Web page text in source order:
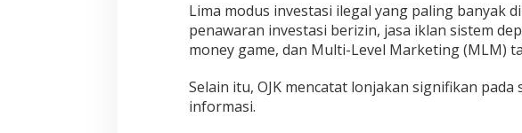
Lima modus investasi ilegal yang paling banyak
penawaran investasi berizin, jasa iklan sistem
money game, dan Multi-Level Marketing (MLM)
Selain itu, OJK mencatat lonjakan signifikan
informasi.